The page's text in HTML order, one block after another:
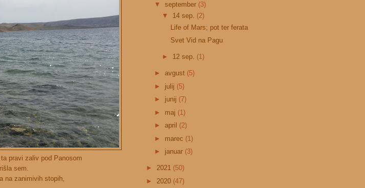
pravi zaliv pod Panosom
sem.
na zanimivih stopih,
▼ september (3)
▼ 14 sep. (2)
Life of Mars; pot ter ferata
Svet Vid na Pagu
► 12 sep. (1)
► avgust (5)
► julij (5)
► junij (7)
► maj (1)
► april (2)
► marec (1)
► januar (3)
► 2021 (50)
► 2020 (47)